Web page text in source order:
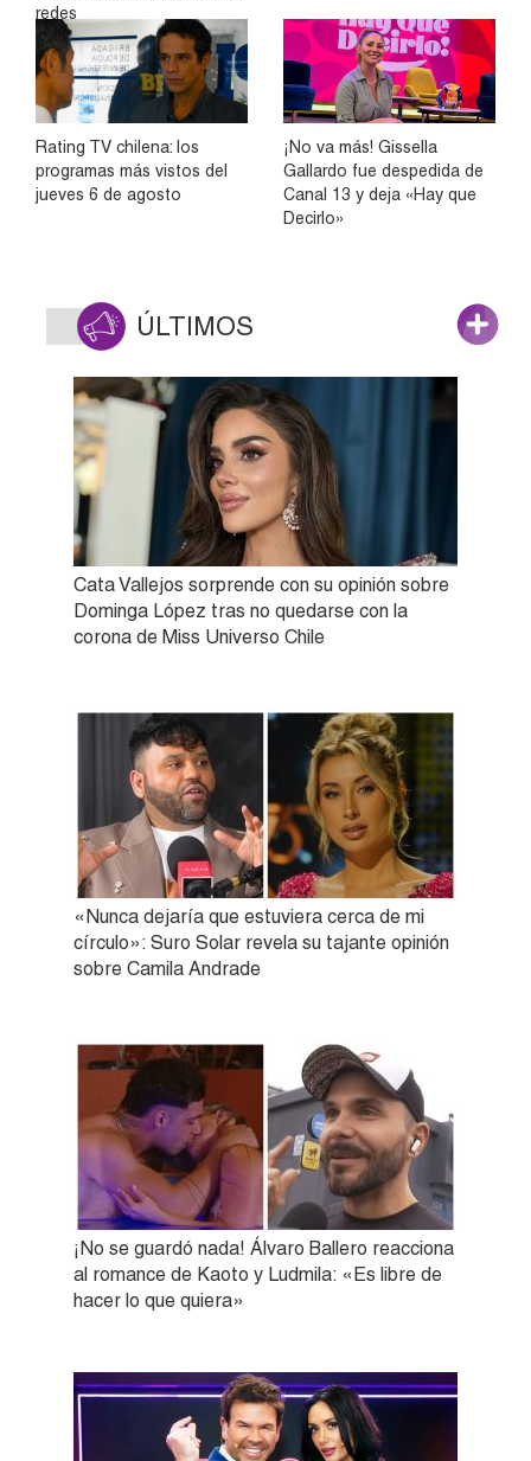
redes
Rating TV chilena: los
programas más vistos del
jueves 6 de agosto
¡No va más! Gissella
Gallardo fue despedida de
Canal 13 y deja «Hay que
Decirlo»
ÚLTIMOS
Cata Vallejos sorprende con su opinión sobre
Dominga López tras no quedarse con la
corona de Miss Universo Chile
«Nunca dejaría que estuviera cerca de mi
círculo»: Suro Solar revela su tajante opinión
sobre Camila Andrade
¡No se guardó nada! Álvaro Ballero reacciona
al romance de Kaoto y Ludmila: «Es libre de
hacer lo que quiera»